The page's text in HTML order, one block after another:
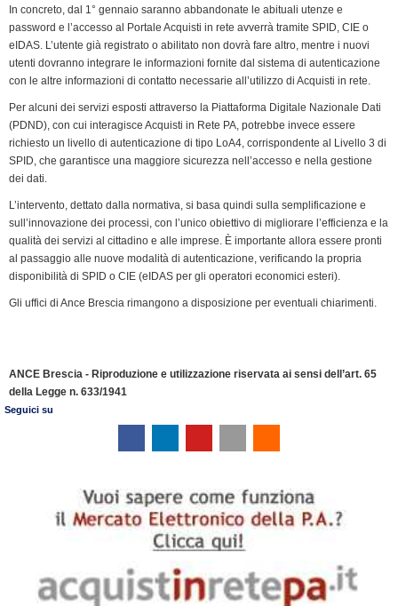
In concreto, dal 1° gennaio saranno abbandonate le abituali utenze e
password e l’accesso al Portale Acquisti in rete avverrà tramite SPID, CIE o
eIDAS. L’utente già registrato o abilitato non dovrà fare altro, mentre i nuovi
utenti dovranno integrare le informazioni fornite dal sistema di autenticazione
con le altre informazioni di contatto necessarie all’utilizzo di Acquisti in rete.
Per alcuni dei servizi esposti attraverso la Piattaforma Digitale Nazionale Dati
(PDND), con cui interagisce Acquisti in Rete PA, potrebbe invece essere
richiesto un livello di autenticazione di tipo LoA4, corrispondente al Livello 3 di
SPID, che garantisce una maggiore sicurezza nell’accesso e nella gestione
dei dati.
L’intervento, dettato dalla normativa, si basa quindi sulla semplificazione e
sull’innovazione dei processi, con l’unico obiettivo di migliorare l’efficienza e la
qualità dei servizi al cittadino e alle imprese. È importante allora essere pronti
al passaggio alle nuove modalità di autenticazione, verificando la propria
disponibilità di SPID o CIE (eIDAS per gli operatori economici esteri).
Gli uffici di Ance Brescia rimangono a disposizione per eventuali chiarimenti.
ANCE Brescia - Riproduzione e utilizzazione riservata ai sensi dell’art. 65
della Legge n. 633/1941
Seguici su